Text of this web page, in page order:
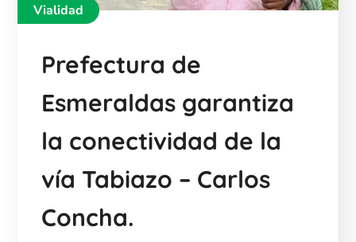
Vialidad
Prefectura de
Esmeraldas garantiza
la conectividad de la
vía Tabiazo – Carlos
Concha.